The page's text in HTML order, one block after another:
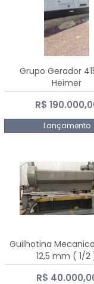
Grupo Gerador
Heimer
R$
Lançamento
Guilhotina
12,5 mm ( 1/2
R$